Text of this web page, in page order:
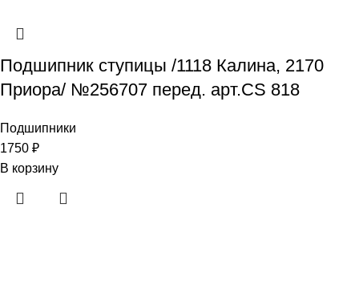
Подшипник ступицы /1118 Калина, 2170
Приора/ №256707 перед. арт.CS 818
Подшипники
1750 ₽
В корзину